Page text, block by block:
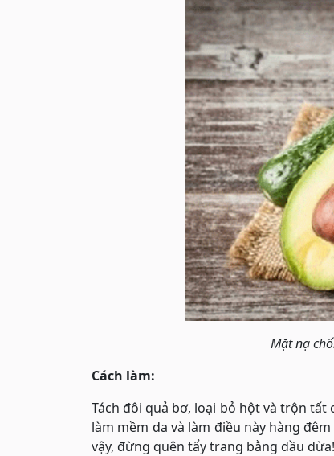
Mặt nạ
Cách làm:
Tách đôi quả bơ, loại bỏ hột và trộn
làm mềm da và làm điều này hàng
vậy, đừng quên tẩy trang bằng dầu dừa!